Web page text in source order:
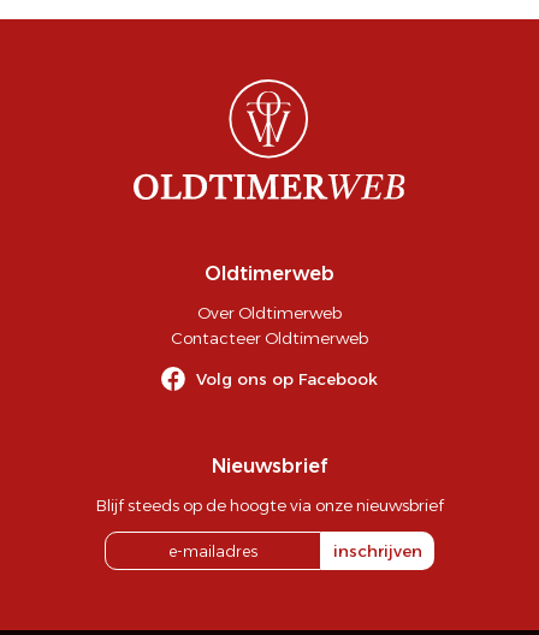
Oldtimerweb
Over Oldtimerweb
Contacteer Oldtimerweb
Volg ons op Facebook
Nieuwsbrief
Blijf steeds op de hoogte via onze nieuwsbrief
inschrijven